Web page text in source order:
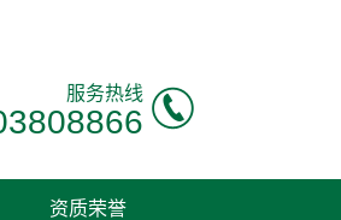
服务热线
资质荣誉